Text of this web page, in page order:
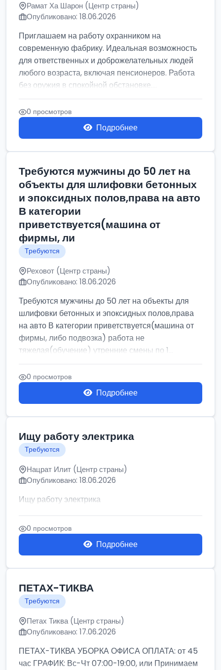
Рамат Ха Шарон (Центр страны)
Опубликовано: 18.06.2026
Приглашаем на работу охранником на
современную фабрику. Идеальная возможность
для ответственных и доброжелательных людей
любого возраста, включая пенсионеров. Работа
без оружия в спокойной обстановке....
0 просмотров
Подробнее
Требуются мужчины до 50 лет на
объекты для шлифовки бетонных
и эпоксидных полов,права на авто
В категории
приветствуется(машина от
фирмы, ли
Требуются
Реховот (Центр страны)
Опубликовано: 18.06.2026
Требуются мужчины до 50 лет на объекты для
шлифовки бетонных и эпоксидных полов,права
на авто В категории приветствуется(машина от
фирмы, либо подвозка) работа не
тяжелая(обучение) утренние смены по 1...
0 просмотров
Подробнее
Ищу работу электрика
Требуются
Нацрат Илит (Центр страны)
Опубликовано: 18.06.2026
Ищу работу электрика
0 просмотров
Подробнее
ПЕТАХ-ТИКВА
Требуются
Петах Тиква (Центр страны)
Опубликовано: 17.06.2026
ПЕТАХ-ТИКВА УБОРКА ОФИСА ОПЛАТА: от 45
час ГРАФИК: Вс-Чт 07:00-19:00, или Принимаем